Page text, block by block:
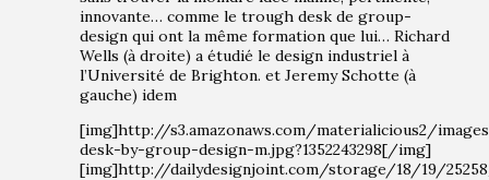
innovante… comme le trough desk de group-
design qui ont la même formation que lui… Richard
Wells (à droite) a étudié le design industriel à
l’Université de Brighton. et Jeremy Schotte (à
gauche) idem
[img]http://s3.amazonaws.com/materialicious2/
desk-by-group-design-m.jpg?1352243298[/img]
[img]http://dailydesignjoint.com/storage/18/19/